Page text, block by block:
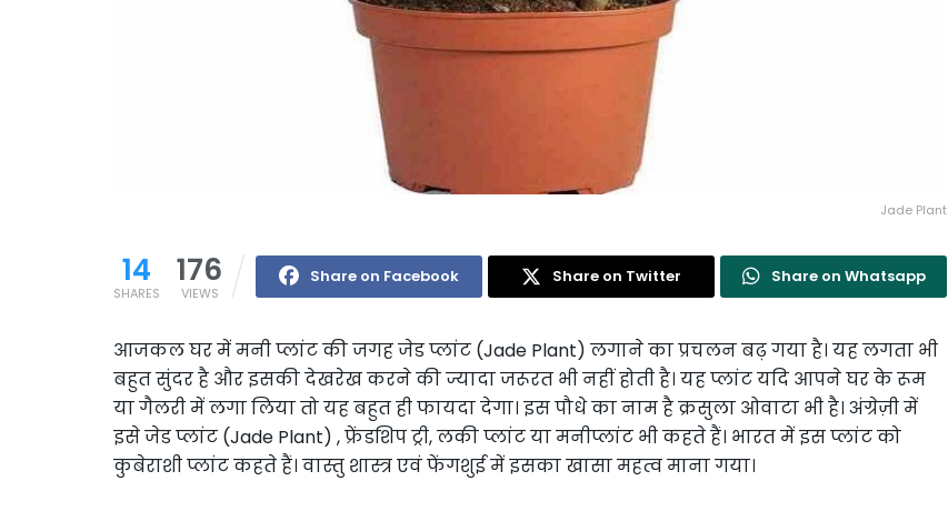
Jade Plant
14
SHARES
176
VIEWS
Share on Facebook Share on Twitter Share on Whatsapp
आजकल घर में मनी प्लांट की जगह जेड प्लांट (Jade Plant) लगाने का प्रचलन बढ़ गया है। यह लगता भी
बहुत सुंदर है और इसकी देखरेख करने की ज्यादा जरूरत भी नहीं होती है। यह प्लांट यदि आपने घर के रूम
या गैलरी में लगा लिया तो यह बहुत ही फायदा देगा। इस पौधे का नाम है क्रसुला ओवाटा भी है। अंग्रेज़ी में
इसे जेड प्लांट (Jade Plant) , फ्रेंडशिप ट्री, लकी प्लांट या मनीप्लांट भी कहते हैं। भारत में इस प्लांट को
कुबेराशी प्लांट कहते हैं। वास्तु शास्त्र एवं फेंगशुई में इसका खासा महत्व माना गया।